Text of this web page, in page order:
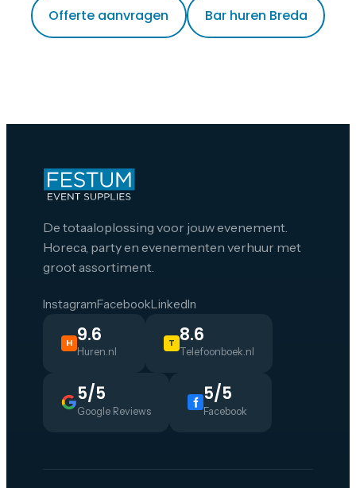
Offerte aanvragen Bar huren Breda
De totaaloplossing voor jouw evenement.
Horeca, party en evenementen verhuur met
groot assortiment.
InstagramFacebookLinkedIn
H 9.6
Huren.nl
T 8.6
Telefoonboek.nl
5/5
Google Reviews
5/5
Facebook